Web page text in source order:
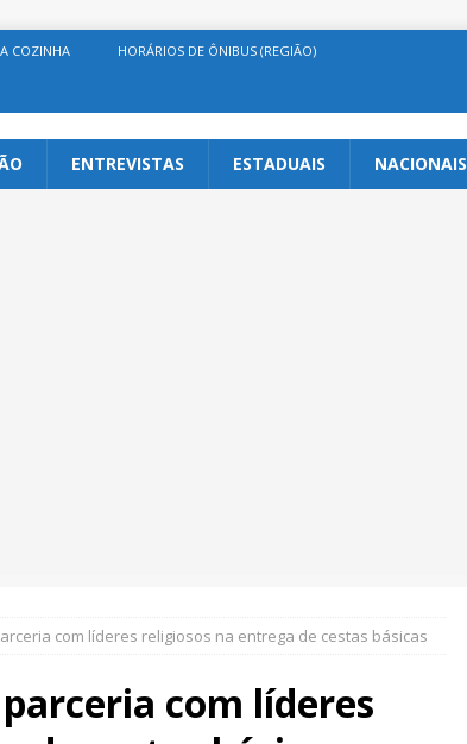
COZINHA HORÁRIOS DE ÔNIBUS (REGIÃO)
ENTREVISTAS ESTADUAIS NACIONAIS
com líderes religiosos na entrega de cestas básicas
com líderes